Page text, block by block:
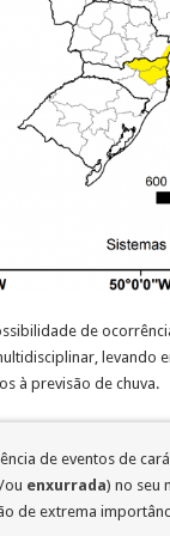
de
levando
à previsão de chuva.
de eventos de
ou enxurrada) no seu
de extrema